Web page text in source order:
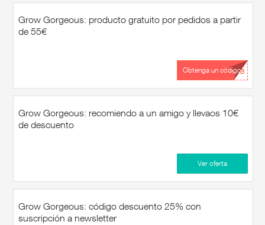
Grow Gorgeous: producto gratuito por pedidos a partir
de 55€
...de
Obtenga un código
Grow Gorgeous: recomiendo a un amigo y llevaos 10€
de descuento
Ver oferta
Grow Gorgeous: código descuento 25% con
suscripción a newsletter